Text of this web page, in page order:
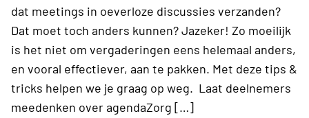
dat meetings in oeverloze discussies verzanden?
Dat moet toch anders kunnen? Jazeker! Zo moeilijk
is het niet om vergaderingen eens helemaal anders,
en vooral effectiever, aan te pakken. Met deze tips &
tricks helpen we je graag op weg. Laat deelnemers
meedenken over agendaZorg […]